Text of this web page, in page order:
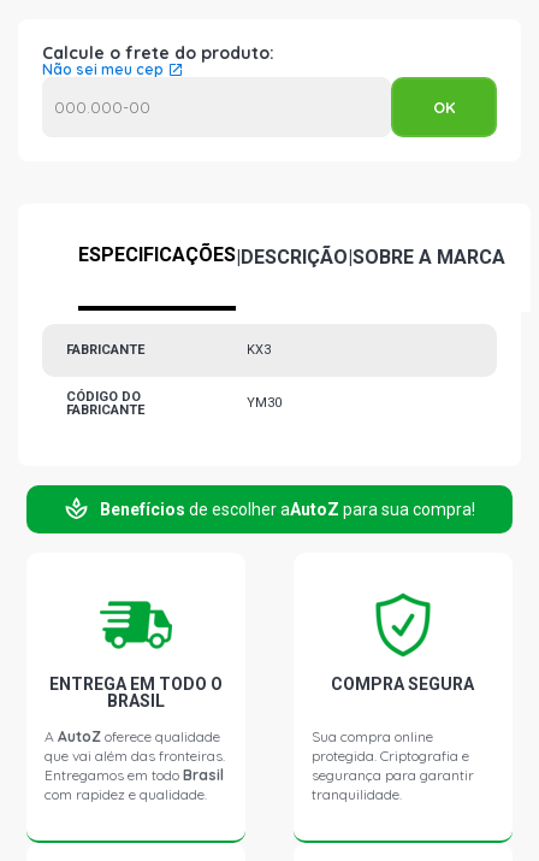
Calcule o frete do produto:
Não sei meu cep
ESPECIFICAÇÕES|DESCRIÇÃO|SOBRE A MARCA
FABRICANTE KX3
CÓDIGO DO
FABRICANTE
YM30
Benefícios de escolher aAutoZ para sua compra!
ENTREGA EM TODO O
BRASIL
AAutoZ oferece qualidade
que vai além das fronteiras.
Entregamos em todoBrasil
com rapidez e qualidade.
COMPRA SEGURA
Sua compra online
protegida. Criptografia e
segurança para garantir
tranquilidade.